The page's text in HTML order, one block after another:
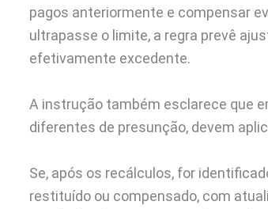
pagos anteriormente e compensar
ultrapasse o limite, a regra prevê
efetivamente excedente.
A instrução também esclarece que
diferentes de presunção, devem
Se, após os recálculos, for
restituído ou compensado, com